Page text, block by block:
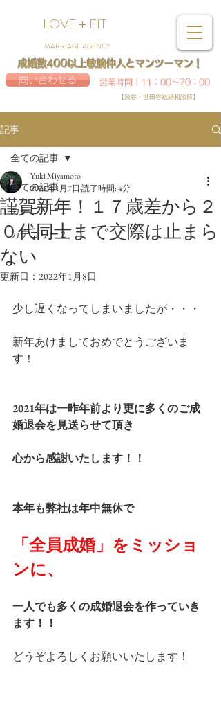
LOVE＋FIT
MARRIAGE AGENCY
問い合わせる
【渋谷・世田谷結婚相談所】
成婚数400以上敏腕仲人とマンツーマン！
営業時間｜11：00～20：00
記事
全ての記事
カテゴリー 1
カテゴリー 2
全ての記事
謹賀新年！１７歳差から２
０代同士まで交際は止まら
ない
Yuki Miyamoto
2022年1月7日 読了時間: 4分
更新日： 2022年1月8日
少し遅くなってしまいましたが・・・
新年あけましておめでとうございま
す！
2021年は一昨年前より更に多くのご成
婚退会を見送らせて頂き
心から感謝いたします！！
本年も弊社は年中無休で
「全員成婚」をミッショ
ンに、
一人でも多くの成婚退会を作っていき
ます！！
どうぞよろしくお願いいたします！